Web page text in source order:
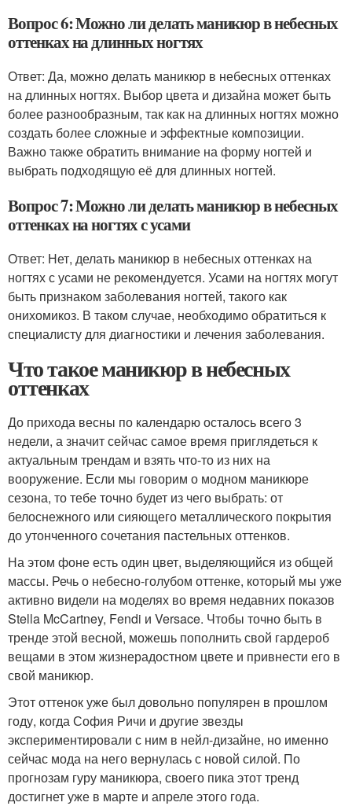
Вопрос 6: Можно ли делать маникюр в небесных
оттенках на длинных ногтях
Ответ: Да, можно делать маникюр в небесных оттенках
на длинных ногтях. Выбор цвета и дизайна может быть
более разнообразным, так как на длинных ногтях можно
создать более сложные и эффектные композиции.
Важно также обратить внимание на форму ногтей и
выбрать подходящую её для длинных ногтей.
Вопрос 7: Можно ли делать маникюр в небесных
оттенках на ногтях с усами
Ответ: Нет, делать маникюр в небесных оттенках на
ногтях с усами не рекомендуется. Усами на ногтях могут
быть признаком заболевания ногтей, такого как
онихомикоз. В таком случае, необходимо обратиться к
специалисту для диагностики и лечения заболевания.
Что такое маникюр в небесных
оттенках
До прихода весны по календарю осталось всего 3
недели, а значит сейчас самое время приглядеться к
актуальным трендам и взять что-то из них на
вооружение. Если мы говорим о модном маникюре
сезона, то тебе точно будет из чего выбрать: от
белоснежного или сияющего металлического покрытия
до утонченного сочетания пастельных оттенков.
На этом фоне есть один цвет, выделяющийся из общей
массы. Речь о небесно-голубом оттенке, который мы уже
активно видели на моделях во время недавних показов
Stella McCartney, Fendi и Versace. Чтобы точно быть в
тренде этой весной, можешь пополнить свой гардероб
вещами в этом жизнерадостном цвете и привнести его в
свой маникюр.
Этот оттенок уже был довольно популярен в прошлом
году, когда София Ричи и другие звезды
экспериментировали с ним в нейл-дизайне, но именно
сейчас мода на него вернулась с новой силой. По
прогнозам гуру маникюра, своего пика этот тренд
достигнет уже в марте и апреле этого года.